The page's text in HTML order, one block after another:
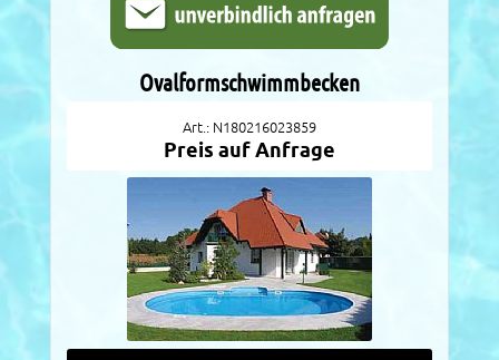
Ovalformschwimmbecken
Art.: N180216023859
Preis auf Anfrage